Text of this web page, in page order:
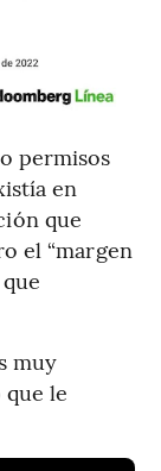
permisos
en
que
el “margen
muy
le